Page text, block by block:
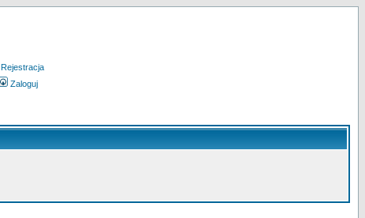
Rejestracja
Zaloguj